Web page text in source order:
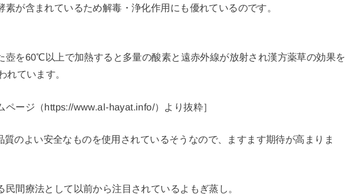
素が含まれているため解毒・浄化作用にも優れているのです。
壺を60℃以上で加熱すると多量の酸素と遠赤外線が放射され漢方薬草の効果を
れています。
ページ（https://www.al-hayat.info/）より抜粋］
質のよい安全なものを使用されているそうなので、ますます期待が高まりま
民間療法として以前から注目されているよもぎ蒸し。